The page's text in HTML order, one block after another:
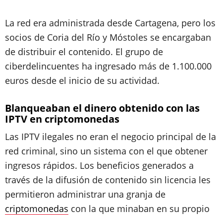
La red era administrada desde Cartagena, pero los
socios de Coria del Río y Móstoles se encargaban
de distribuir el contenido. El grupo de
ciberdelincuentes ha ingresado más de 1.100.000
euros desde el inicio de su actividad.
Blanqueaban el dinero obtenido con las
IPTV en criptomonedas
Las IPTV ilegales no eran el negocio principal de la
red criminal, sino un sistema con el que obtener
ingresos rápidos. Los beneficios generados a
través de la difusión de contenido sin licencia les
permitieron administrar una granja de
criptomonedas con la que minaban en su propio